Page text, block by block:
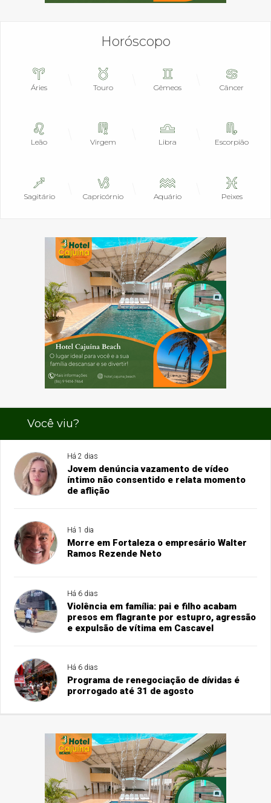
Horóscopo
Áries Touro Gêmeos Câncer
Leão Virgem Libra Escorpião
Sagitário Capricórnio Aquário Peixes
Você viu?
Há 2 dias
Jovem denúncia vazamento de vídeo
íntimo não consentido e relata momento
de aflição
Há 1 dia
Morre em Fortaleza o empresário Walter
Ramos Rezende Neto
Há 6 dias
Violência em família: pai e filho acabam
presos em flagrante por estupro, agressão
e expulsão de vítima em Cascavel
Há 6 dias
Programa de renegociação de dívidas é
prorrogado até 31 de agosto